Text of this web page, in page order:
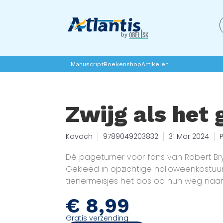
ManuscriptBoekenshopArtikelen
Zwijg als het
Kovach 9789049203832 31 Mar 2024
Dé pageturner voor fans van Robert
Gekleed in opzichtige
tienermeisjes het bos op hun weg
een schokkende ontdekking. Midden
een oud stuk touw dat verder het
€ 8,99
Gratis verzending